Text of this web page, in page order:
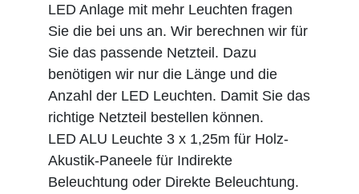
LED Anlage mit mehr Leuchten fragen
Sie die bei uns an. Wir berechnen wir für
Sie das passende Netzteil. Dazu
benötigen wir nur die Länge und die
Anzahl der LED Leuchten. Damit Sie das
richtige Netzteil bestellen können.
LED ALU Leuchte 3 x 1,25m für Holz-
Akustik-Paneele für Indirekte
Beleuchtung oder Direkte Beleuchtung.